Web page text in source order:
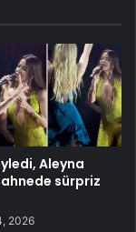
Aleyna
sürpriz
2026